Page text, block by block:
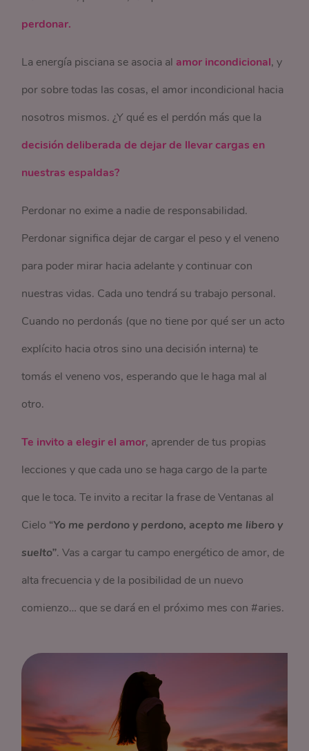
perdonar.
La energía pisciana se asocia al amor incondicional, y
por sobre todas las cosas, el amor incondicional hacia
nosotros mismos. ¿Y qué es el perdón más que la
decisión deliberada de dejar de llevar cargas en
nuestras espaldas?
Perdonar no exime a nadie de responsabilidad.
Perdonar significa dejar de cargar el peso y el veneno
para poder mirar hacia adelante y continuar con
nuestras vidas. Cada uno tendrá su trabajo personal.
Cuando no perdonás (que no tiene por qué ser un acto
explícito hacia otros sino una decisión interna) te
tomás el veneno vos, esperando que le haga mal al
otro.
Te invito a elegir el amor, aprender de tus propias
lecciones y que cada uno se haga cargo de la parte
que le toca. Te invito a recitar la frase de Ventanas al
Cielo “Yo me perdono y perdono, acepto me libero y
suelto”. Vas a cargar tu campo energético de amor, de
alta frecuencia y de la posibilidad de un nuevo
comienzo… que se dará en el próximo mes con #aries.